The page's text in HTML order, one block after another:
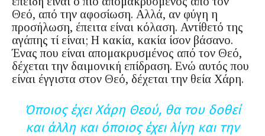
Θεό, από την αφοσίωση. Αλλά, αν φύγη η
προσήλωση, έπειτα είναι κόλαση. Αντίθετό της
αγάπης τί είναι; Η κακία, κακία ίσον βάσανο.
Ένας που είναι απομακρυσμένος από τον Θεό,
δέχεται την δαιμονική επίδραση. Ενώ αυτός που
είναι έγγιστα στον Θεό, δέχεται την θεία Χάρη.
Όποιος έχει Χάρη Θεού, θα του δοθεί
και άλλη και όποιος έχει λίγη και την